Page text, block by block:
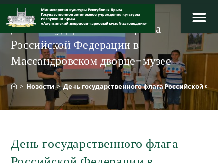
Перейти
содержимому
День государственного флага
Российской Федерации в
Массандровском дворце-музее
> Новости > День государственного флага Российской
День государственного флага